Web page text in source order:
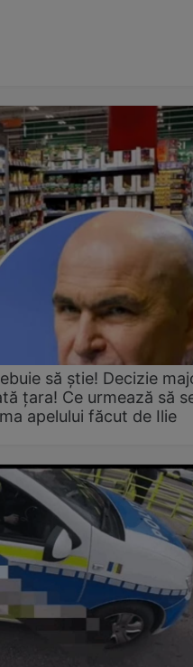
să știe! Decizie
țara! Ce urmează să
apelului făcut de Ilie